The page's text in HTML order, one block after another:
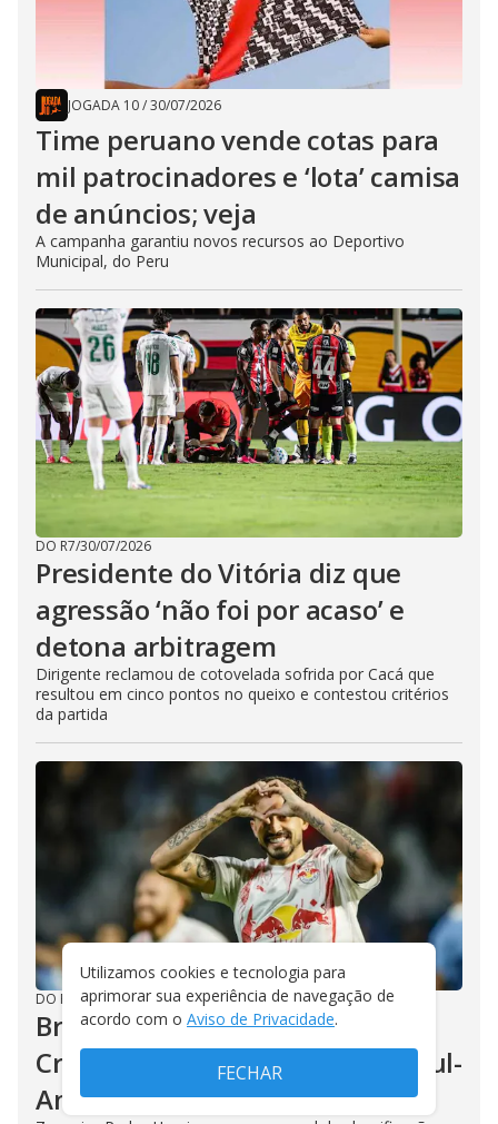
JOGADA 10/30/07/2026
Time peruano vende cotas para
mil patrocinadores e ‘lota’ camisa
de anúncios; veja
A campanha garantiu novos recursos ao Deportivo
Municipal, do Peru
DO R7/30/07/2026
Presidente do Vitória diz que
agressão ‘não foi por acaso’ e
detona arbitragem
Dirigente reclamou de cotovelada sofrida por Cacá que
resultou em cinco pontos no queixo e contestou critérios
da partida
DO R7 30/07/2026
Bragantino vence Sporting
Cristal e avança às oitavas da Sul-
Americana
Utilizamos cookies e tecnologia para
aprimorar sua experiência de navegação de
acordo com o Aviso de Privacidade.
FECHAR